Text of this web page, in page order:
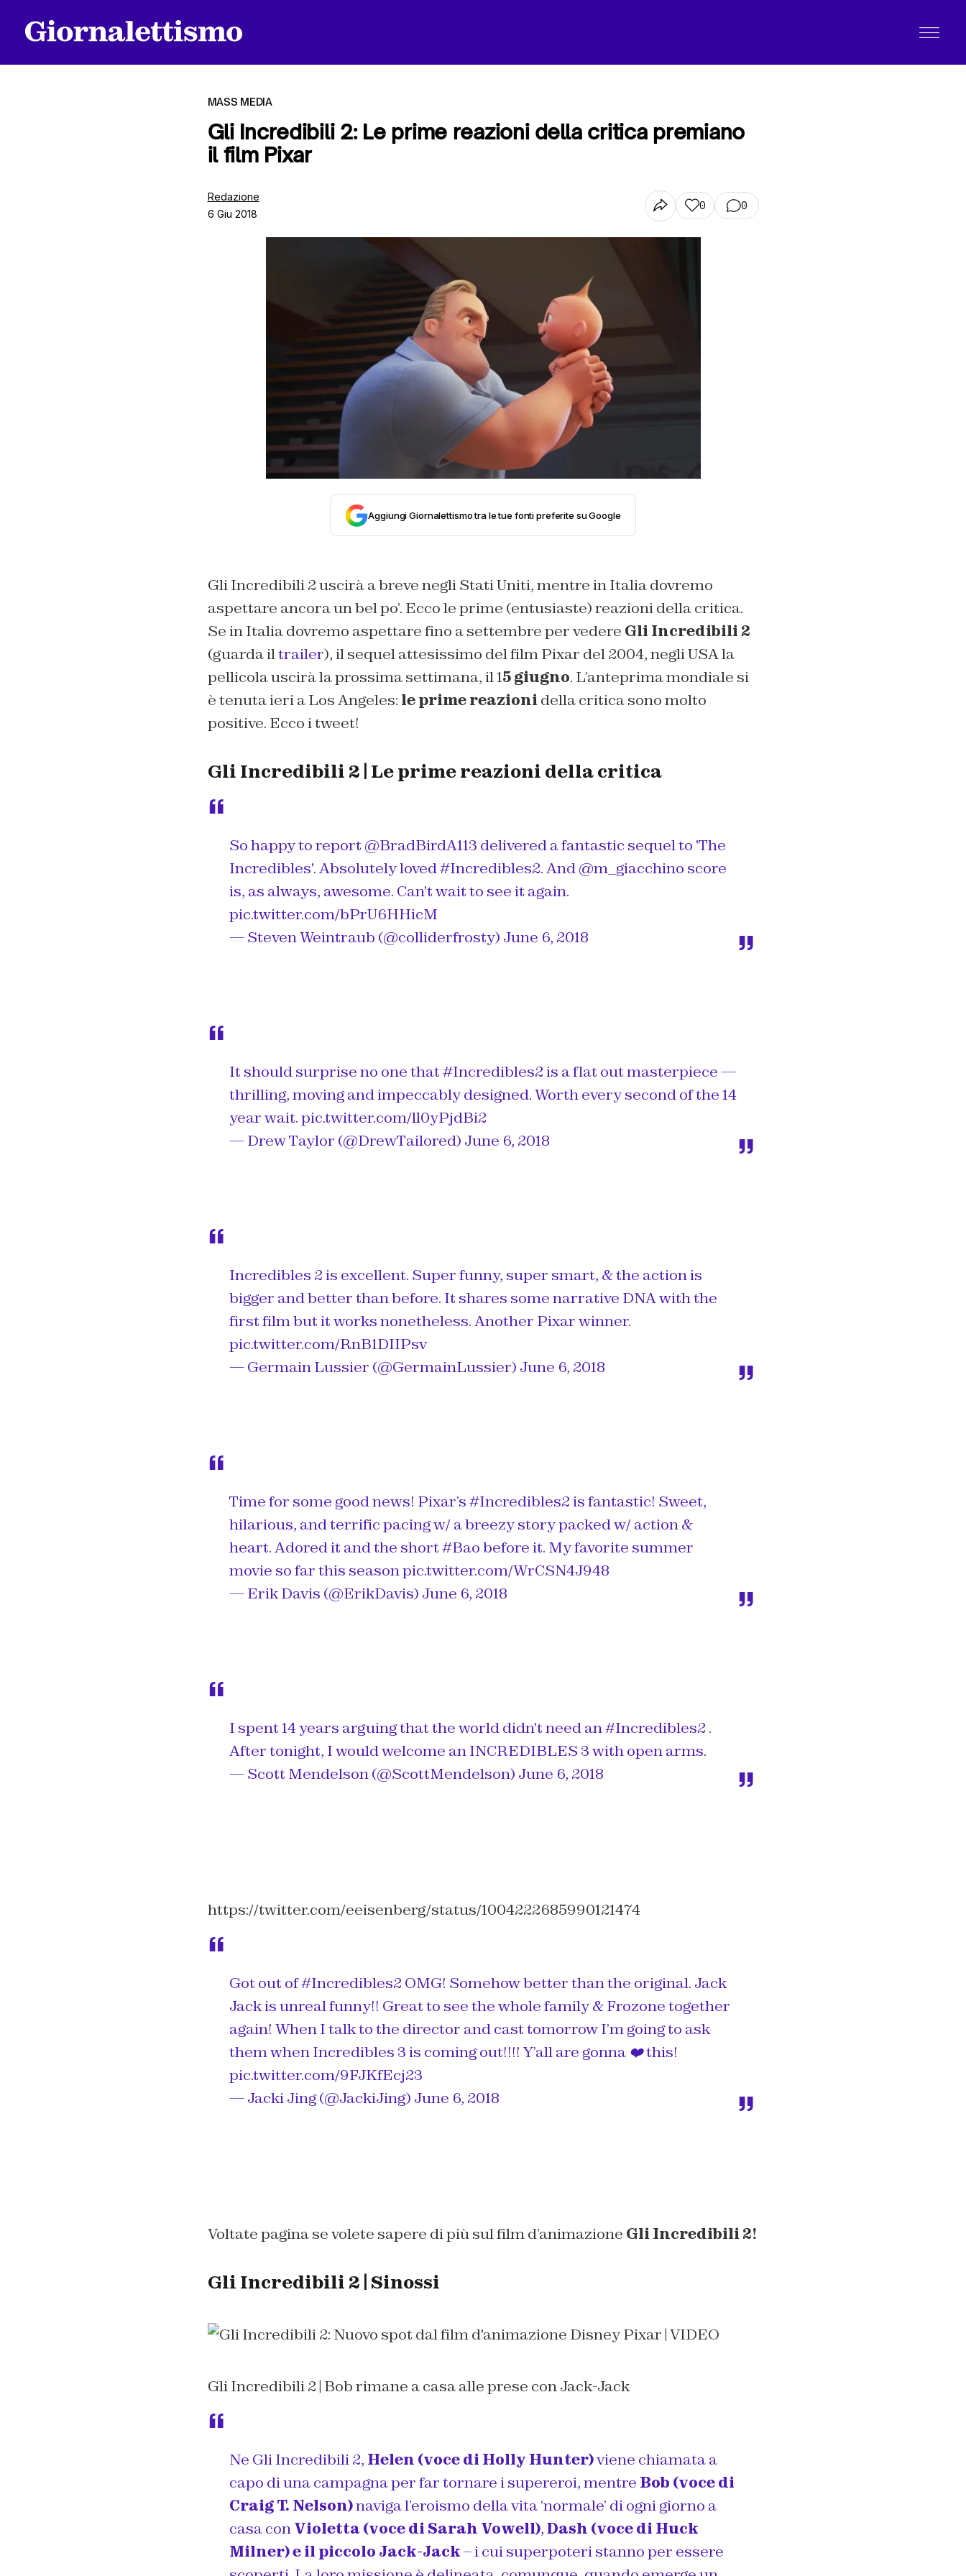
MASS MEDIA
Gli Incredibili 2: Le prime reazioni della critica premiano
il film Pixar
Redazione
6 Giu 2018
0 0
Aggiungi Giornalettismo tra le tue fonti preferite su Google
Gli Incredibili 2 uscirà a breve negli Stati Uniti, mentre in Italia dovremo
aspettare ancora un bel po’. Ecco le prime (entusiaste) reazioni della critica.
Se in Italia dovremo aspettare fino a settembre per vedere Gli Incredibili 2
(guarda iltrailer), il sequel attesissimo del film Pixar del 2004, negli USA la
pellicola uscirà la prossima settimana, il 15 giugno. L’anteprima mondiale si
è tenuta ieri a Los Angeles: le prime reazioni della critica sono molto
positive. Ecco i tweet!
Gli Incredibili 2 | Le prime reazioni della critica
So happy to report @BradBirdA113 delivered a fantastic sequel to 'The
Incredibles'. Absolutely loved#Incredibles2. And@m_giacchino score
is, as always, awesome. Can't wait to see it again.
pic.twitter.com/bPrU6HHicM
— Steven Weintraub (@colliderfrosty) June 6, 2018
It should surprise no one that#Incredibles2is a flat out masterpiece —
thrilling, moving and impeccably designed. Worth every second of the 14
year wait.pic.twitter.com/ll0yPjdBi2
— Drew Taylor (@DrewTailored) June 6, 2018
Incredibles 2 is excellent. Super funny, super smart, & the action is
bigger and better than before. It shares some narrative DNA with the
first film but it works nonetheless. Another Pixar winner.
pic.twitter.com/RnB1DIIPsv
— Germain Lussier (@GermainLussier) June 6, 2018
Time for some good news! Pixar’s#Incredibles2is fantastic! Sweet,
hilarious, and terrific pacing w/ a breezy story packed w/ action &
heart. Adored it and the short#Baobefore it. My favorite summer
movie so far this seasonpic.twitter.com/WrCSN4J948
— Erik Davis (@ErikDavis) June 6, 2018
I spent 14 years arguing that the world didn't need an#Incredibles2 .
After tonight, I would welcome an INCREDIBLES 3 with open arms.
— Scott Mendelson (@ScottMendelson) June 6, 2018
https://twitter.com/eeisenberg/status/1004222685990121474
Got out of#Incredibles2 OMG! Somehow better than the original. Jack
Jack is unreal funny!! Great to see the whole family & Frozone together
again! When I talk to the director and cast tomorrow I’m going to ask
them when Incredibles 3 is coming out!!!! Y’all are gonna ❤️ this!
pic.twitter.com/9FJKfEcj23
— Jacki Jing (@JackiJing) June 6, 2018
Voltate pagina se volete sapere di più sul film d’animazione Gli Incredibili 2!
Gli Incredibili 2 | Sinossi
Gli Incredibili 2 | Bob rimane a casa alle prese con Jack-Jack
Ne Gli Incredibili 2, Helen (voce di Holly Hunter)viene chiamata a
capo di una campagna per far tornare i supereroi, mentre Bob (voce di
Craig T. Nelson)naviga l’eroismo della vita ‘normale’ di ogni giorno a
casa conVioletta (voce di Sarah Vowell),Dash (voce di Huck
Milner) e il piccolo Jack-Jack– i cui superpoteri stanno per essere